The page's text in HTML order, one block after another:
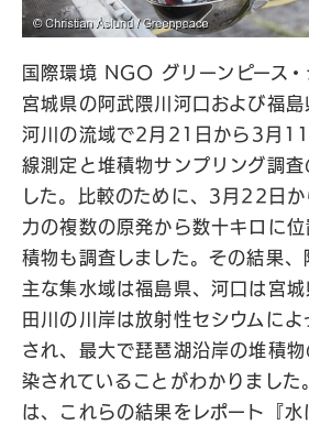
国際環境 NGO グリーンピース・
宮城県の阿武隈川河口および福
河川の流域で2月21日から3月
線測定と堆積物サンプリング調査
した。比較のために、3月22日
力の複数の原発から数十キロに
積物も調査しました。その結果、
主な集水域は福島県、河口は宮
田川の川岸は放射性セシウムによ
され、最大で琵琶湖沿岸の堆積
染されていることがわかりました
は、これらの結果をレポート『水